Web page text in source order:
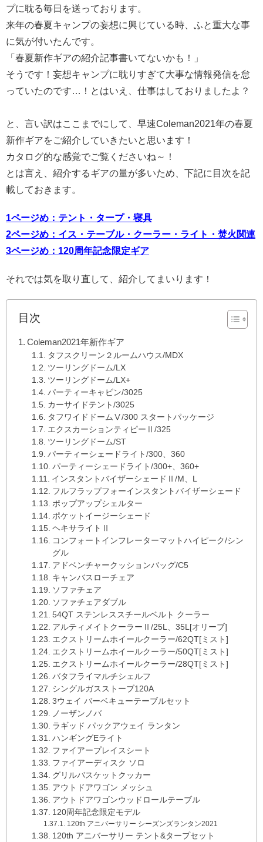
プに耽る毎日を送っております。
来年の春夏キャンプの妄想に興じている時、ふと重大な事
に気が付いたんです。
「春夏新作ギアの紹介記事書いてないかも！」
そうです！妄想キャンプに耽りすぎて大事な情報発信を怠
っていたのです…！とはいえ、仕事はしておりましたよ？
と、言い訳はここまでにして、早速Coleman2021年の春夏
新作ギアをご紹介していきたいと思います！
カタログ的な感覚でご覧くださいね～！
とは言え、紹介するギアの量が多いため、下記に目次を記
載しておきます。
1ページめ：テント・タープ・寝具
2ページめ：イス・テーブル・クーラー・ライト・焚火関連
3ページめ：120周年記念限定ギア
それでは気を取り直して、紹介してまいります！
目次
Coleman2021年新作ギア
タフスクリーン２ルームハウス/MDX
ツーリングドーム/LX
ツーリングドーム/LX+
パーティーキャビン/3025
カーサイドテント/3025
タフワイドドームⅤ/300 スタートパッケージ
エクスカーションティピーⅡ/325
ツーリングドーム/ST
パーティーシェードライト/300、360
パーティーシェードライト/300+、360+
インスタントバイザーシェードⅡ/M、L
フルフラップフォーインスタントバイザーシェード
ポップアップシェルター
ポケットイージーシェード
ヘキサライトⅡ
コンフォートインフレーターマットハイピーク/シン
グル
アドベンチャークッションバッグ/C5
キャンバスローチェア
ソファチェア
ソファチェアダブル
54QT ステンレススチールベルト クーラー
アルティメイトクーラーⅡ/25L、35L[オリーブ]
エクストリームホイールクーラー/62QT[ミスト]
エクストリームホイールクーラー/50QT[ミスト]
エクストリームホイールクーラー/28QT[ミスト]
バタフライマルチシェルフ
シングルガスストーブ120A
3ウェイ バーベキューテーブルセット
ノーザンノバ
ラギッド パックアウェイ ランタン
ハンギングEライト
ファイアープレイスシート
ファイアーディスク ソロ
グリルバスケットクッカー
アウトドアワゴン メッシュ
アウトドアワゴンウッドロールテーブル
120周年記念限定モデル
120th アニバーサリー シーズンズランタン2021
120th アニバーサリー テント&タープセット